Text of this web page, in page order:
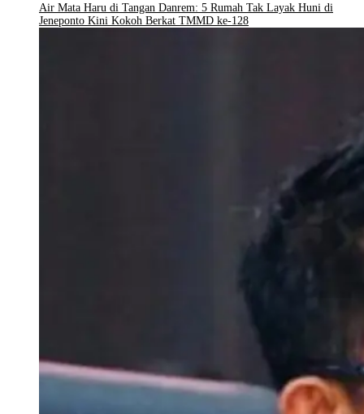
Air Mata Haru di Tangan Danrem: 5 Rumah Tak Layak Huni di
Jeneponto Kini Kokoh Berkat TMMD ke-128